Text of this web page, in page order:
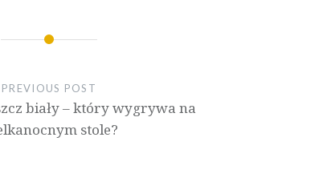
PREVIOUS POST
biały – który wygrywa na
stole?